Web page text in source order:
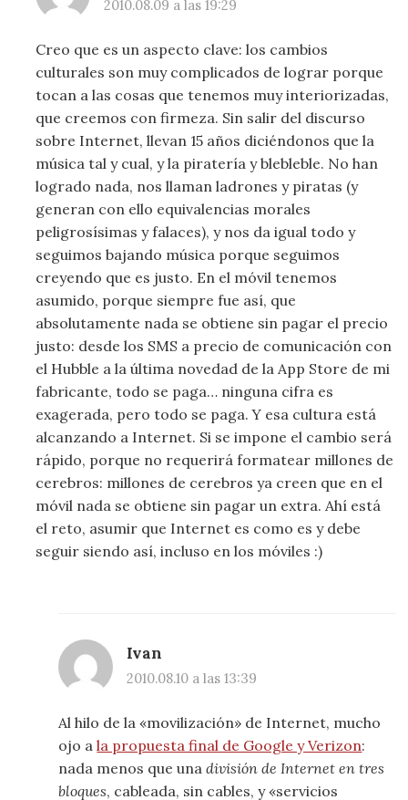
2010.08.09 a las 19:29
Creo que es un aspecto clave: los cambios
culturales son muy complicados de lograr porque
tocan a las cosas que tenemos muy interiorizadas,
que creemos con firmeza. Sin salir del discurso
sobre Internet, llevan 15 años diciéndonos que la
música tal y cual, y la piratería y blebleble. No han
logrado nada, nos llaman ladrones y piratas (y
generan con ello equivalencias morales
peligrosísimas y falaces), y nos da igual todo y
seguimos bajando música porque seguimos
creyendo que es justo. En el móvil tenemos
asumido, porque siempre fue así, que
absolutamente nada se obtiene sin pagar el precio
justo: desde los SMS a precio de comunicación con
el Hubble a la última novedad de la App Store de mi
fabricante, todo se paga… ninguna cifra es
exagerada, pero todo se paga. Y esa cultura está
alcanzando a Internet. Si se impone el cambio será
rápido, porque no requerirá formatear millones de
cerebros: millones de cerebros ya creen que en el
móvil nada se obtiene sin pagar un extra. Ahí está
el reto, asumir que Internet es como es y debe
seguir siendo así, incluso en los móviles :)
Ivan
2010.08.10 a las 13:39
Al hilo de la «movilización» de Internet, mucho
ojo ala propuesta final de Google y Verizon:
nada menos que unadivisión de Internet en tres
bloques, cableada, sin cables, y «servicios